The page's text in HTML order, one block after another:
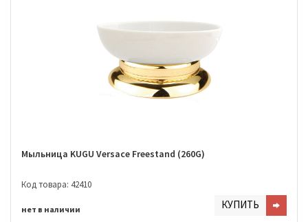
Мыльница KUGU Versace Freestand (260G)
Код товара: 42410
нет в наличии КУПИТЬ